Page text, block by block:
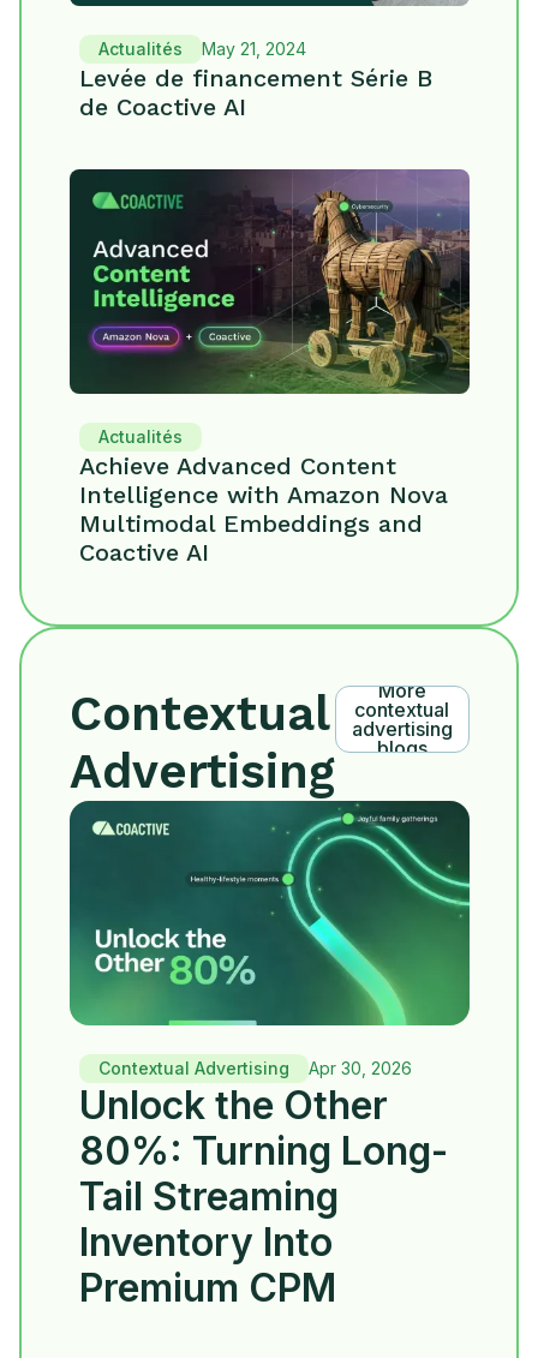
Actualités May 21, 2024
Levée de financement Série B
de Coactive AI
Actualités
Achieve Advanced Content
Intelligence with Amazon Nova
Multimodal Embeddings and
Coactive AI
Contextual
Advertising
More
contextual
advertising
blogs
Contextual Advertising Apr 30, 2026
Unlock the Other
80%: Turning Long-
Tail Streaming
Inventory Into
Premium CPM